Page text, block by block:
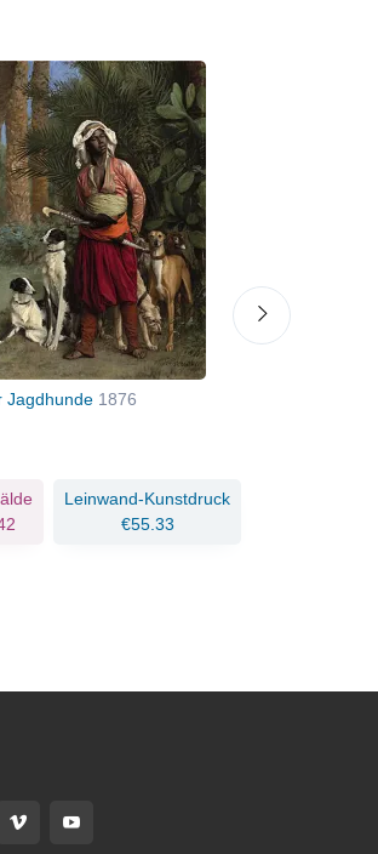
Jagdhunde 1876
Leinwand-Kunstdruck
€55.33